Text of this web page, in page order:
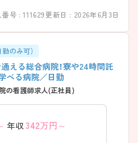
号 : 111629更新日 : 2026年6月3日
のみ可）
える総合病院！寮や24時間託
べる病院／日勤
の看護師求人(正社員)
年収 342万円～